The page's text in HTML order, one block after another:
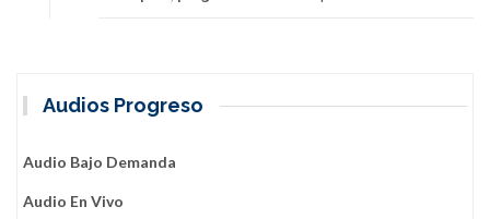
Audios Progreso
Audio Bajo Demanda
Audio En Vivo